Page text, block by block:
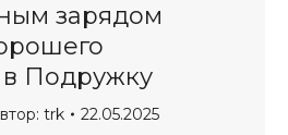
зарядом
в Подружку
trk 22.05.2025